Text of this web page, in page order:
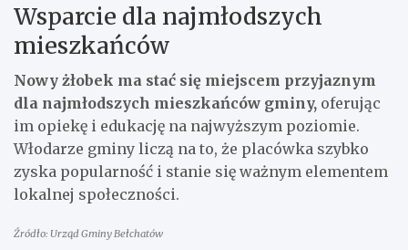
Wsparcie dla najmłodszych
mieszkańców
Nowy żłobek ma stać się miejscem przyjaznym
dla najmłodszych mieszkańców gminy, oferując
im opiekę i edukację na najwyższym poziomie.
Włodarze gminy liczą na to, że placówka szybko
zyska popularność i stanie się ważnym elementem
lokalnej społeczności.
Źródło: Urząd Gminy Bełchatów